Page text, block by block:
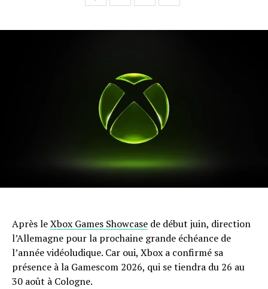
Après leXbox Games Showcase de début juin, direction
l’Allemagne pour la prochaine grande échéance de
l’année vidéoludique. Car oui, Xbox a confirmé sa
présence à la Gamescom 2026, qui se tiendra du 26 au
30 août à Cologne.